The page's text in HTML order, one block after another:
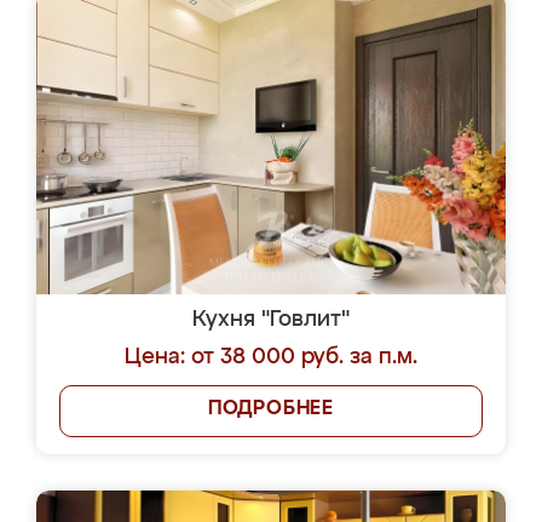
Кухня "Говлит"
Цена: от 38 000 руб. за п.м.
ПОДРОБНЕЕ